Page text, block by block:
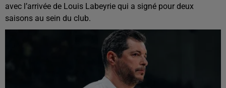
avec l’arrivée de Louis Labeyrie qui a signé pour deux
saisons au sein du club.